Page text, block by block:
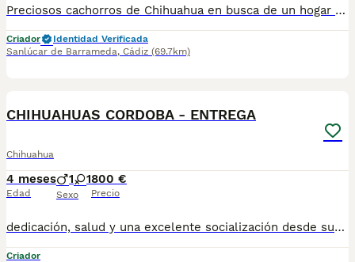
Preciosos cachorros de Chihuahua en busca de un hogar lleno de cariño. Criados en ambiente familiar, bien socializados y con todos los cuidados necesarios para garantizar su bienestar. ✔️ Disponibles machos y hembras (según disponibilidad). ✔️ Se entregan desparasitados y con la cartilla veterinaria al día. ✔️ Padres sanos y de excelente carácter. ✔️ Ideales como compañeros por su pequeño tamaño y personalidad cariñosa. Si buscas un nuevo miembro para tu familia y quieres más información, fotos o reservar un cachorro, no dudes en ponerte en contacto. 624 08 20 74
Criador
Identidad Verificada
Sanlúcar de Barrameda, Cádiz (69.7km)
CHIHUAHUAS CORDOBA - ENTREGA
Chihuahua
4 meses
Edad
1 1
Sexo
800 €
Precio
dedicación, salud y una excelente socialización desde sus primeras semanas de vida, estaremos encantados de ayudarte... 🚚 Realizamos entregas en toda España, con especial frecuencia en **Andalucía**: Sevilla, Málaga, Cádiz, Córdoba, Granada, Jaén, Huelva y Almería. También entregamos habitualmente en Marbella, Jerez de la Frontera, Estepona, Fuengirola, Benalmádena, Mijas, Dos Hermanas y cualquier punto de España. **Entrega 100% a contrarreembolso.** No tendrás que adelantar el importe del cachorro. Lo recibirás en la puerta de tu casa mediante transporte especializado y podrás comprobar que todo está correcto antes de realizar el pago. Nuestros cachorros se entregan: ✅ Vacunados y desparasitados según su edad. ✅ Con microchip, cartilla veterinaria y documentación al día. ✅ Revisados veterinariamente antes de salir de nuestras instalaciones. ✅ Procedentes de excelentes líneas, seleccionadas por salud, carácter y morfología. ✅ Perfectamente socializados y acostumbrados al contacto diario con personas. ✅ Iniciados en el aprendizaje para hacer sus necesidades sobre empapador, facilitando su adaptación al nuevo hogar. ✅ Con asesoramiento personalizado antes y después de la entrega. Nuestro objetivo no es vender un cachorro más. Queremos que cada familia reciba un compañero sano, equilibrado y criado con el máximo cuidado desde el primer día. 📩 Si deseas fotografías, vídeos o más información, escríbenos por privado. Estaremos encantados de ayudarte a encontrar perfecto TUBEBE670864332
Criador